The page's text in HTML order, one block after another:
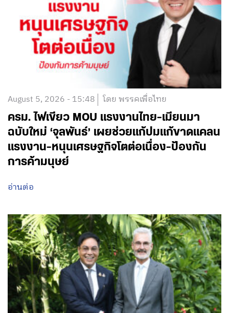
August 5, 2026 - 15:48 โดย พรรคเพื่อไทย
ครม. ไฟเขียว MOU แรงงานไทย-เมียนมา
ฉบับใหม่ ‘จุลพันธ์’ เผยช่วยแก้ปมแก้ขาดแคลน
แรงงาน-หนุนเศรษฐกิจโตต่อเนื่อง-ป้องกัน
การค้ามนุษย์
อ่านต่อ